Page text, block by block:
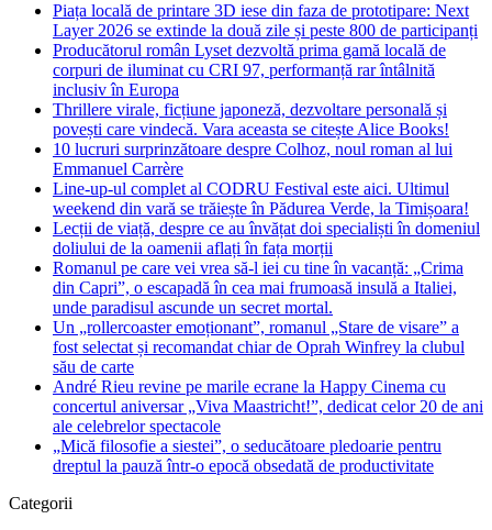
Piața locală de printare 3D iese din faza de prototipare: Next
Layer 2026 se extinde la două zile și peste 800 de participanți
Producătorul român Lyset dezvoltă prima gamă locală de
corpuri de iluminat cu CRI 97, performanță rar întâlnită
inclusiv în Europa
Thrillere virale, ficțiune japoneză, dezvoltare personală și
povești care vindecă. Vara aceasta se citește Alice Books!
10 lucruri surprinzătoare despre Colhoz, noul roman al lui
Emmanuel Carrère
Line-up-ul complet al CODRU Festival este aici. Ultimul
weekend din vară se trăiește în Pădurea Verde, la Timișoara!
Lecții de viață, despre ce au învățat doi specialiști în domeniul
doliului de la oamenii aflați în fața morții
Romanul pe care vei vrea să-l iei cu tine în vacanță: „Crima
din Capri”, o escapadă în cea mai frumoasă insulă a Italiei,
unde paradisul ascunde un secret mortal.
Un „rollercoaster emoționant”, romanul „Stare de visare” a
fost selectat și recomandat chiar de Oprah Winfrey la clubul
său de carte
André Rieu revine pe marile ecrane la Happy Cinema cu
concertul aniversar „Viva Maastricht!”, dedicat celor 20 de ani
ale celebrelor spectacole
„Mică filosofie a siestei”, o seducătoare pledoarie pentru
dreptul la pauză într-o epocă obsedată de productivitate
Categorii